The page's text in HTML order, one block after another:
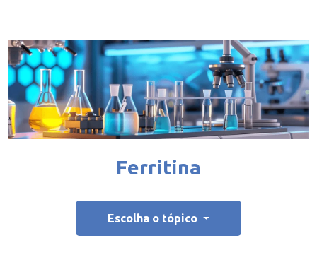
Ferritina
Escolha o tópico